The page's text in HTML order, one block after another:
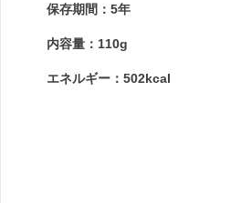
保存期間：5年
内容量：110g
エネルギー：502kcal